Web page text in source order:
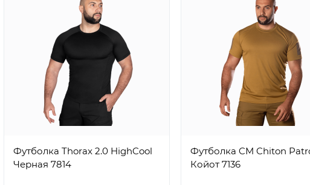
Футболка Thorax 2.0 HighCool
Черная 7814
Футболка CM Chiton
Койот 7136